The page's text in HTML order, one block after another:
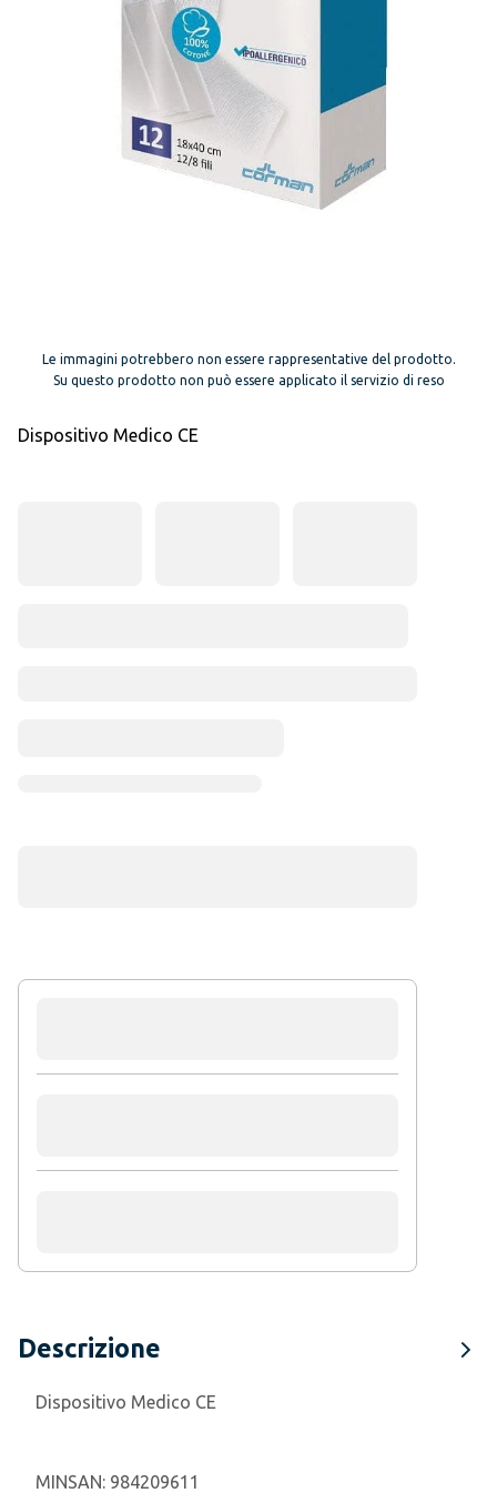
Le immagini potrebbero non essere rappresentative del prodotto.
Su questo prodotto non può essere applicato il servizio di reso
Dispositivo Medico CE
Descrizione
Dispositivo Medico CE
MINSAN: 984209611